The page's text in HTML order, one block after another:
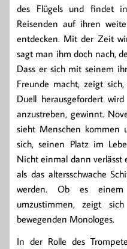
des Flügels und findet
Reisenden auf ihren
entdecken. Mit der Zeit
sagt man ihm doch nach,
Dass er sich mit seinem
Freunde macht, zeigt
Duell herausgefordert
anzustreben, gewinnt.
sieht Menschen kommen
sich, seinen Platz im
Nicht einmal dann verlässt
als das altersschwache
werden. Ob es
umzustimmen, zeigt
bewegenden Monologes.
In der Rolle des